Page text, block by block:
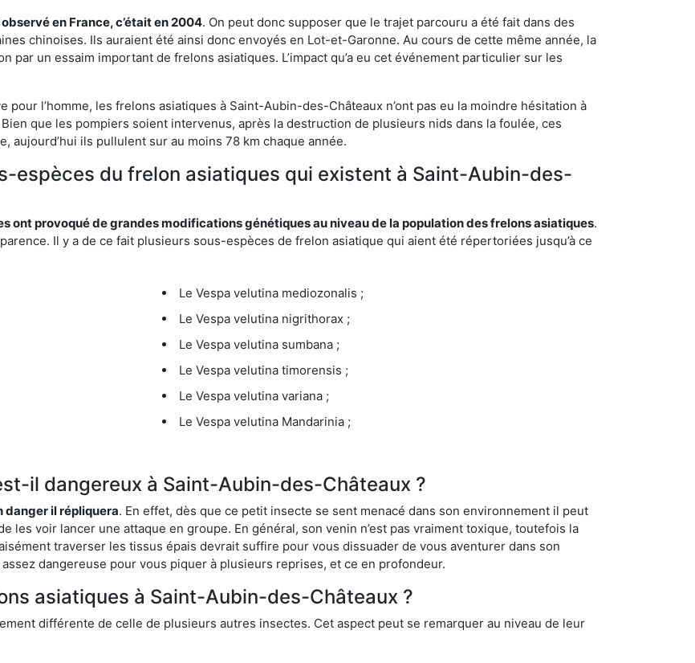
en France, c’était en 2004. On peut donc supposer que le trajet parcouru a été fait dans des
chinoises. Ils auraient été ainsi donc envoyés en Lot-et-Garonne. Au cours de cette même année, la
par un essaim important de frelons asiatiques. L’impact qu’a eu cet événement particulier sur les
pour l’homme, les frelons asiatiques à Saint-Aubin-des-Châteaux n’ont pas eu la moindre hésitation à
que les pompiers soient intervenus, après la destruction de plusieurs nids dans la foulée, ces
aujourd’hui ils pullulent sur au moins 78 km chaque année.
espèces du frelon asiatiques qui existent à Saint-Aubin-des-
ont provoqué de grandes modifications génétiques au niveau de la population des frelons asiatiques.
Il y a de ce fait plusieurs sous-espèces de frelon asiatique qui aient été répertoriées jusqu’à ce
Le Vespa velutina mediozonalis ;
Le Vespa velutina nigrithorax ;
Le Vespa velutina sumbana ;
Le Vespa velutina timorensis ;
Le Vespa velutina variana ;
Le Vespa velutina Mandarinia ;
il dangereux à Saint-Aubin-des-Châteaux ?
danger il répliquera. En effet, dès que ce petit insecte se sent menacé dans son environnement il peut
les voir lancer une attaque en groupe. En général, son venin n’est pas vraiment toxique, toutefois la
traverser les tissus épais devrait suffire pour vous dissuader de vous aventurer dans son
dangereuse pour vous piquer à plusieurs reprises, et ce en profondeur.
asiatiques à Saint-Aubin-des-Châteaux ?
différente de celle de plusieurs autres insectes. Cet aspect peut se remarquer au niveau de leur